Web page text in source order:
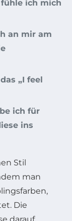
ich mich
an mir am
„I feel
ich für
ins
Stil
man
Die